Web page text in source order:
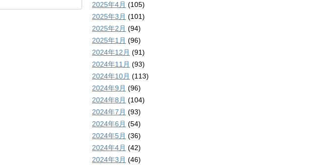
2025年4月 (105)
2025年3月 (101)
2025年2月 (94)
2025年1月 (96)
2024年12月 (91)
2024年11月 (93)
2024年10月 (113)
2024年9月 (96)
2024年8月 (104)
2024年7月 (93)
2024年6月 (54)
2024年5月 (36)
2024年4月 (42)
2024年3月 (46)